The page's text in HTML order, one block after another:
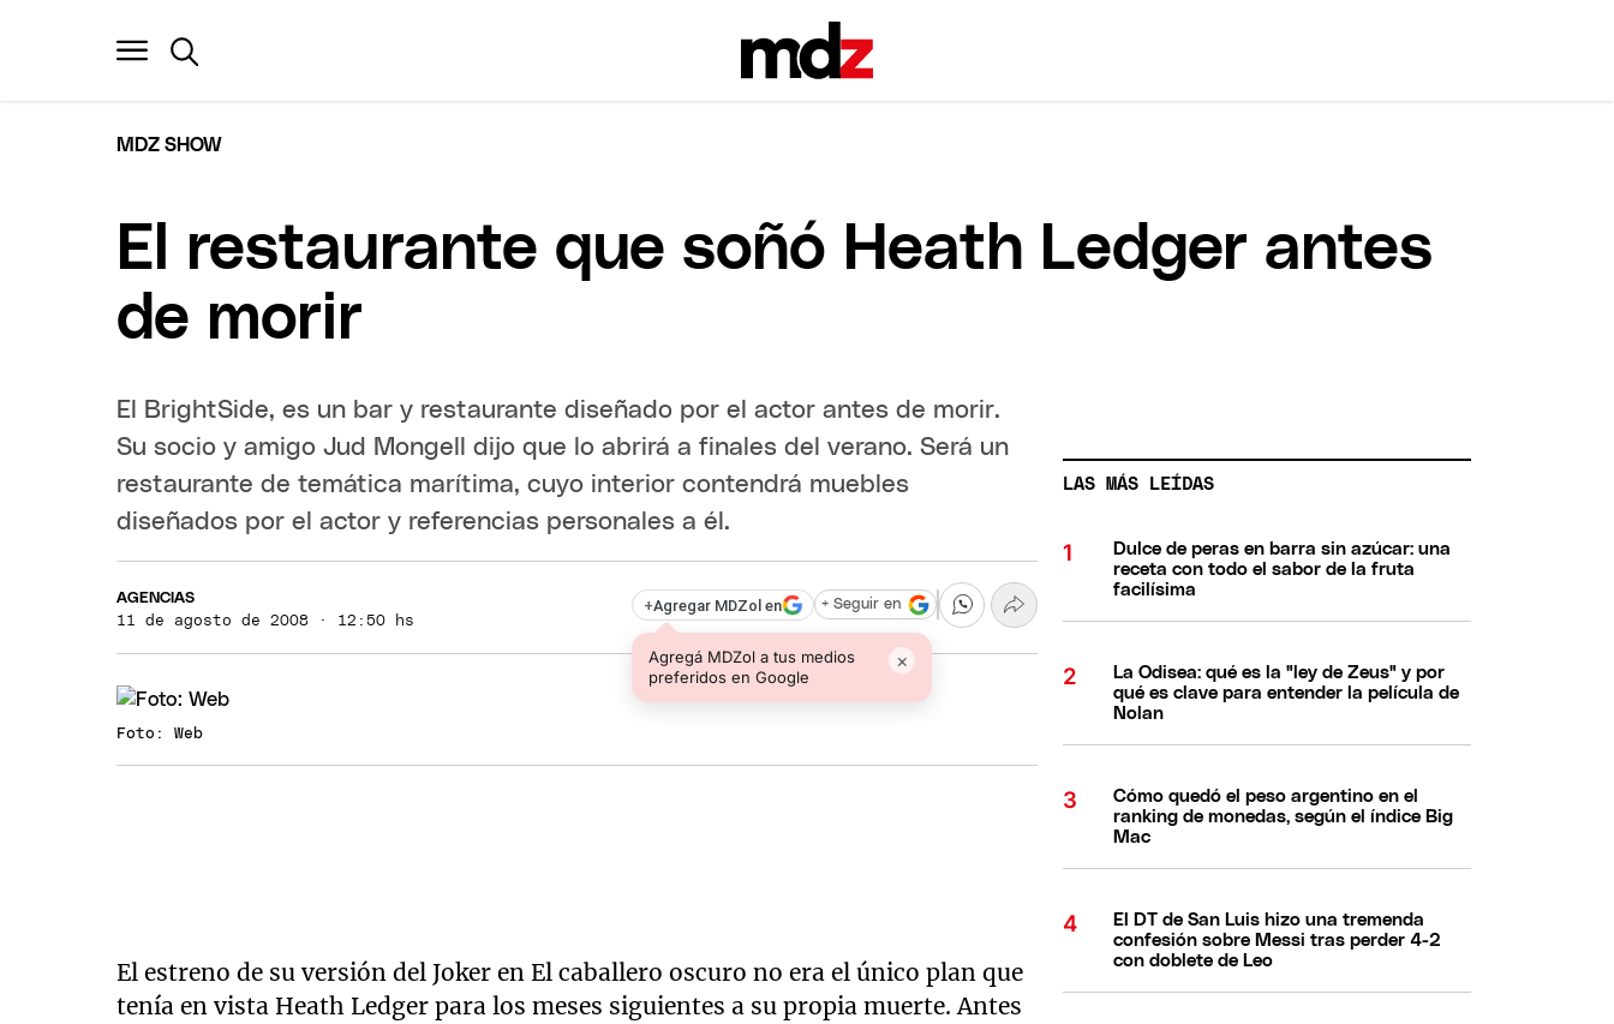
MDZ SHOW
El restaurante que soñó Heath Ledger antes
de morir
El BrightSide, es un bar y restaurante diseñado por el actor antes de morir.
Su socio y amigo Jud Mongell dijo que lo abrirá a finales del verano. Será un
restaurante de temática marítima, cuyo interior contendrá muebles
diseñados por el actor y referencias personales a él.
AGENCIAS
11 de agosto de 2008 · 12:50 hs
+Agregar MDZol en
Agregá MDZol a tus medios
preferidos en Google
×
+ Seguir en
Foto: Web
El estreno de su versión del Joker en El caballero oscuro no era el único plan que
tenía en vista Heath Ledger para los meses siguientes a su propia muerte. Antes
LAS MÁS LEÍDAS
Dulce de peras en barra sin azúcar: una
receta con todo el sabor de la fruta
facilísima
La Odisea: qué es la "ley de Zeus" y por
qué es clave para entender la película de
Nolan
Cómo quedó el peso argentino en el
ranking de monedas, según el índice Big
Mac
El DT de San Luis hizo una tremenda
confesión sobre Messi tras perder 4-2
con doblete de Leo